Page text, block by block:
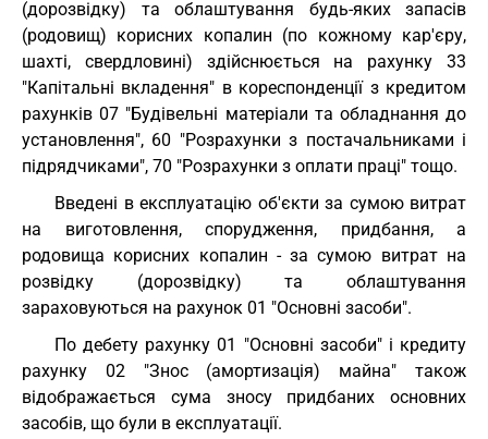
(дорозвідку) та облаштування будь-яких запасів
(родовищ) корисних копалин (по кожному кар'єру,
шахті, свердловині) здійснюється на рахунку 33
"Капітальні вкладення" в кореспонденції з кредитом
рахунків 07 "Будівельні матеріали та обладнання до
установлення", 60 "Розрахунки з постачальниками і
підрядчиками", 70 "Розрахунки з оплати праці" тощо.
Введені в експлуатацію об'єкти за сумою витрат
на виготовлення, спорудження, придбання, а
родовища корисних копалин - за сумою витрат на
розвідку (дорозвідку) та облаштування
зараховуються на рахунок 01 "Основні засоби".
По дебету рахунку 01 "Основні засоби" і кредиту
рахунку 02 "Знос (амортизація) майна" також
відображається сума зносу придбаних основних
засобів, що були в експлуатації.